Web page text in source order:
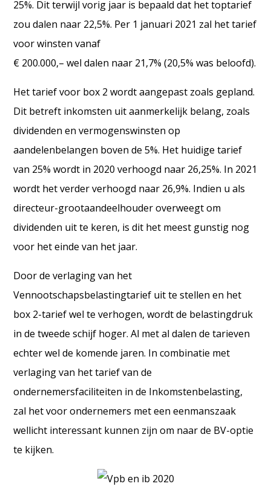
25%. Dit terwijl vorig jaar is bepaald dat het toptarief
zou dalen naar 22,5%. Per 1 januari 2021 zal het tarief
voor winsten vanaf
€ 200.000,– wel dalen naar 21,7% (20,5% was beloofd).
Het tarief voor box 2 wordt aangepast zoals gepland.
Dit betreft inkomsten uit aanmerkelijk belang, zoals
dividenden en vermogenswinsten op
aandelenbelangen boven de 5%. Het huidige tarief
van 25% wordt in 2020 verhoogd naar 26,25%. In 2021
wordt het verder verhoogd naar 26,9%. Indien u als
directeur-grootaandeelhouder overweegt om
dividenden uit te keren, is dit het meest gunstig nog
voor het einde van het jaar.
Door de verlaging van het
Vennootschapsbelastingtarief uit te stellen en het
box 2-tarief wel te verhogen, wordt de belastingdruk
in de tweede schijf hoger. Al met al dalen de tarieven
echter wel de komende jaren. In combinatie met
verlaging van het tarief van de
ondernemersfaciliteiten in de Inkomstenbelasting,
zal het voor ondernemers met een eenmanszaak
wellicht interessant kunnen zijn om naar de BV-optie
te kijken.